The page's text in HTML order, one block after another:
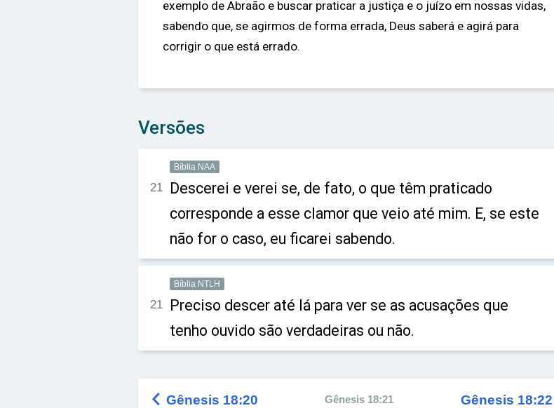
exemplo de Abraão e buscar praticar a justiça e o juízo em nossas vidas,
sabendo que, se agirmos de forma errada, Deus saberá e agirá para
corrigir o que está errado.
Versões
Bíblia NAA
21 Descerei e verei se, de fato, o que têm praticado
corresponde a esse clamor que veio até mim. E, se este
não for o caso, eu ficarei sabendo.
Bíblia NTLH
21 Preciso descer até lá para ver se as acusações que
tenho ouvido são verdadeiras ou não.
 Gênesis 18:20 Gênesis 18:21 Gênesis 18:22